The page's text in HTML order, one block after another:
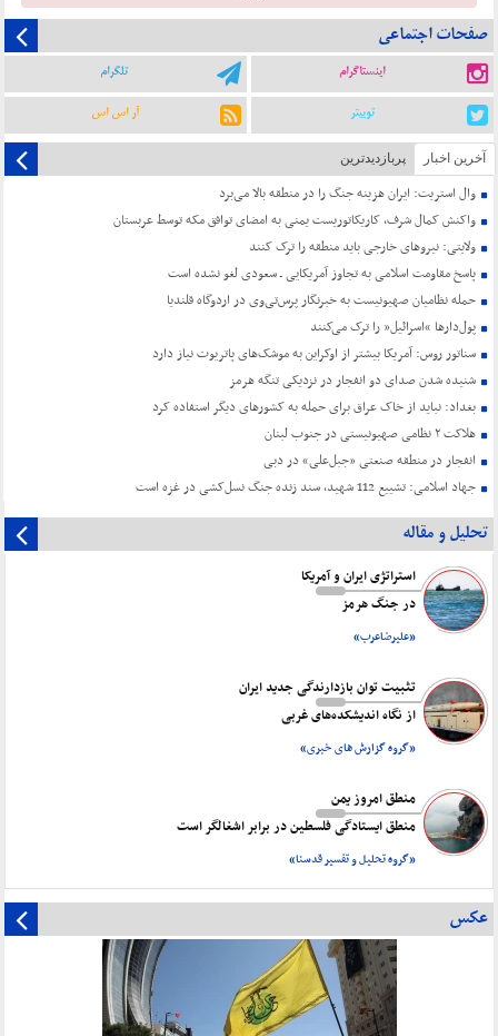
صفحات اجتماعی
اینستاگرام تلگرام
توییتر آر اس اس
آخرین اخبار پربازدیدترین
وال استریت: ایران هزینه جنگ را در منطقه بالا می‌برد
واکنش کمال شرف، کاریکاتوریست یمنی به امضای توافق مکه توسط عربستان
ولایتی: نیروهای خارجی باید منطقه را ترک کنند
پاسخ مقاومت اسلامی به تجاوز آمریکایی ـ سعودی لغو نشده است
حمله نظامیان صهیونیست به خبرنگار پرس‌تی‌وی در اردوگاه قلندیا
پول‌دارها “اسرائیل” را ترک می‌کنند
سناتور روس: آمریکا بیشتر از اوکراین به موشک‌های پاتریوت نیاز دارد
شنیده شدن صدای دو انفجار در نزدیکی تنگه هرمز
بغداد: نباید از خاک عراق برای حمله به کشورهای دیگر استفاده کرد
هلاکت ۲ نظامی صهیونیستی در جنوب لبنان
انفجار در منطقه صنعتی «جبل‌علی» در دبی
جهاد اسلامی: تشییع 112 شهید، سند زنده جنگ نسل‌کشی در غزه است
تحلیل و مقاله
استراتژی ایران و آمریکا
در جنگ هرمز
«علیرضاعرب»
تثبیت توان بازدارندگی جدید ایران
از نگاه اندیشکده‌های غربی
«گروه گزارش های خبری»
منطق امروز یمن
منطق ایستادگی فلسطین در برابر اشغالگر است
«گروه تحلیل و تفسیر قدسنا»
عکس